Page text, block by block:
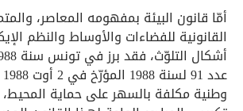
أمّا قانون البيئة بمفهومه المعاصر،
القانونية للفضاءات والأوساط والنظم
وطنية مكلفة بالسهر على حماية